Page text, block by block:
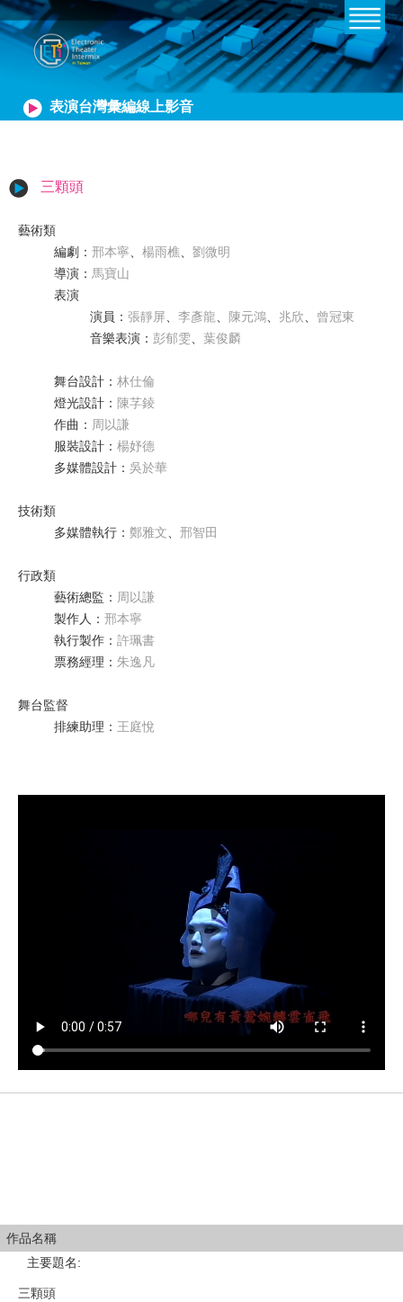
表演台灣彙編線上影音
三顆頭
藝術類
編劇 ： 邢本寧、 楊雨樵、 劉微明
導演 ： 馬寶山
表演
演員 ： 張靜屏、 李彥龍、 陳元鴻、 兆欣、 曾冠東
音樂表演 ： 彭郁雯、 葉俊麟
舞台設計 ： 林仕倫
燈光設計 ： 陳芓錂
作曲 ： 周以謙
服裝設計 ： 楊妤德
多媒體設計 ： 吳於華
技術類
多媒體執行 ： 鄭雅文、 邢智田
行政類
藝術總監 ： 周以謙
製作人 ： 邢本寧
執行製作 ： 許珮書
票務經理 ： 朱逸凡
舞台監督
排練助理 ： 王庭悅
作品名稱
主要題名:
三顆頭